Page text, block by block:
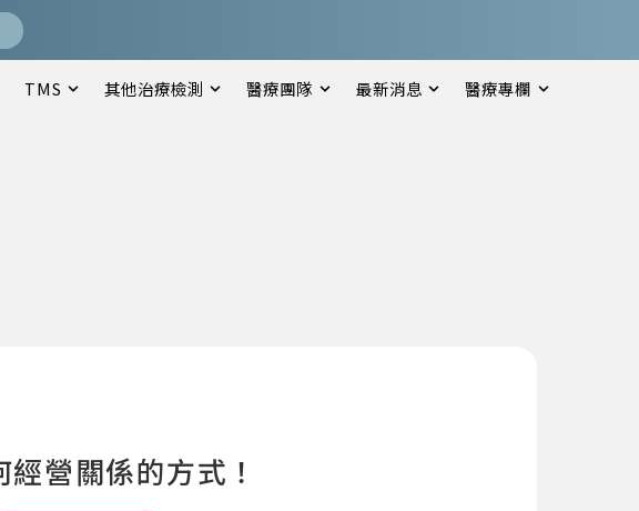
TMS 其他治療檢測 醫療團隊 最新消息 醫療專欄
營關係的方式！